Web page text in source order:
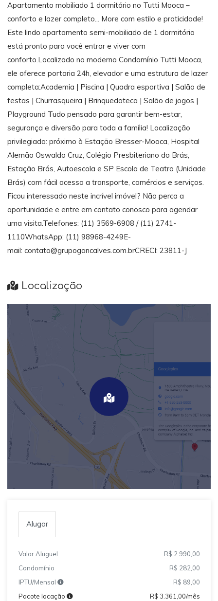
Apartamento mobiliado 1 dormitório no Tutti Mooca –
conforto e lazer completo... More com estilo e praticidade!
Este lindo apartamento semi-mobiliado de 1 dormitório
está pronto para você entrar e viver com
conforto.Localizado no moderno Condomínio Tutti Mooca,
ele oferece portaria 24h, elevador e uma estrutura de lazer
completa:Academia | Piscina | Quadra esportiva | Salão de
festas | Churrasqueira | Brinquedoteca | Salão de jogos |
Playground Tudo pensado para garantir bem-estar,
segurança e diversão para toda a família! Localização
privilegiada: próximo à Estação Bresser-Mooca, Hospital
Alemão Oswaldo Cruz, Colégio Presbiteriano do Brás,
Estação Brás, Autoescola e SP Escola de Teatro (Unidade
Brás) com fácil acesso a transporte, comércios e serviços.
Ficou interessado neste incrível imóvel? Não perca a
oportunidade e entre em contato conosco para agendar
uma visita.Telefones: (11) 3569-6908 / (11) 2741-
1110WhatsApp: (11) 98968-4249E-
mail: contato@grupogoncalves.com.brCRECI: 23811-J
Localização
Alugar
Valor Aluguel
R$ 2.990,00
Condomínio
R$ 282,00
IPTU/Mensal
R$ 89,00
Pacote locação
R$ 3.361,00/mês